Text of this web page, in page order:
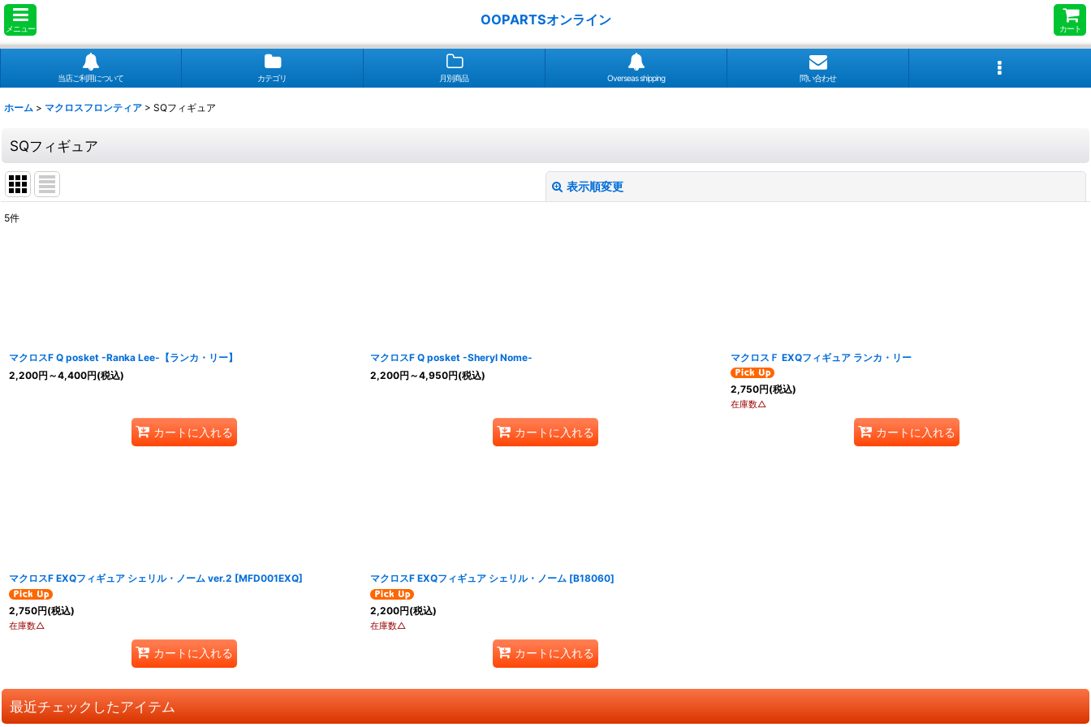
メニュー
OOPARTSオンライン
カート
当店ご利用について カテゴリ 月別商品 Overseas shipping 問い合わせ
ホーム > マクロスフロンティア > SQフィギュア
SQフィギュア
表示順変更
5件
マクロスF Q posket -Ranka Lee-【ランカ・リー】
2,200円 ～4,400円(税込)
カートに入れる
マクロスF Q posket -Sheryl Nome-
2,200円 ～4,950円(税込)
カートに入れる
マクロスＦ EXQフィギュア ランカ・リー
2,750円(税込)
在庫数△
カートに入れる
マクロスF EXQフィギュア シェリル・ノーム ver.2 [MFD001EXQ]
2,750円(税込)
在庫数△
カートに入れる
マクロスF EXQフィギュア シェリル・ノーム [B18060]
2,200円(税込)
在庫数△
カートに入れる
最近チェックしたアイテム